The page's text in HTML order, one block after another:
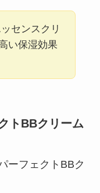
センスクリ
い保湿効果
トBBクリーム
ーフェクトBBク